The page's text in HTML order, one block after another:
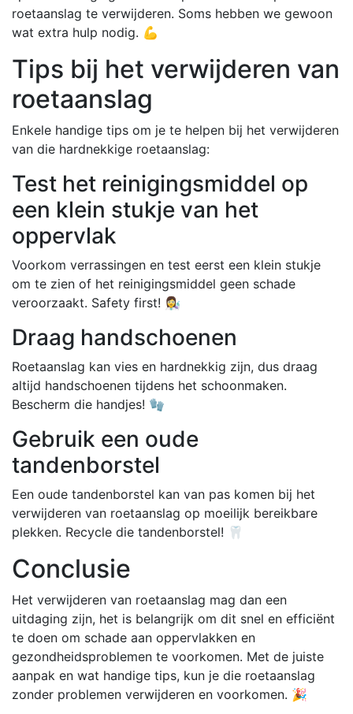
roetaanslag te verwijderen. Soms hebben we gewoon
wat extra hulp nodig. 💪
Tips bij het verwijderen van
roetaanslag
Enkele handige tips om je te helpen bij het verwijderen
van die hardnekkige roetaanslag:
Test het reinigingsmiddel op
een klein stukje van het
oppervlak
Voorkom verrassingen en test eerst een klein stukje
om te zien of het reinigingsmiddel geen schade
veroorzaakt. Safety first! 👩‍🔬
Draag handschoenen
Roetaanslag kan vies en hardnekkig zijn, dus draag
altijd handschoenen tijdens het schoonmaken.
Bescherm die handjes! 🧤
Gebruik een oude
tandenborstel
Een oude tandenborstel kan van pas komen bij het
verwijderen van roetaanslag op moeilijk bereikbare
plekken. Recycle die tandenborstel! 🦷
Conclusie
Het verwijderen van roetaanslag mag dan een
uitdaging zijn, het is belangrijk om dit snel en efficiënt
te doen om schade aan oppervlakken en
gezondheidsproblemen te voorkomen. Met de juiste
aanpak en wat handige tips, kun je die roetaanslag
zonder problemen verwijderen en voorkomen. 🎉